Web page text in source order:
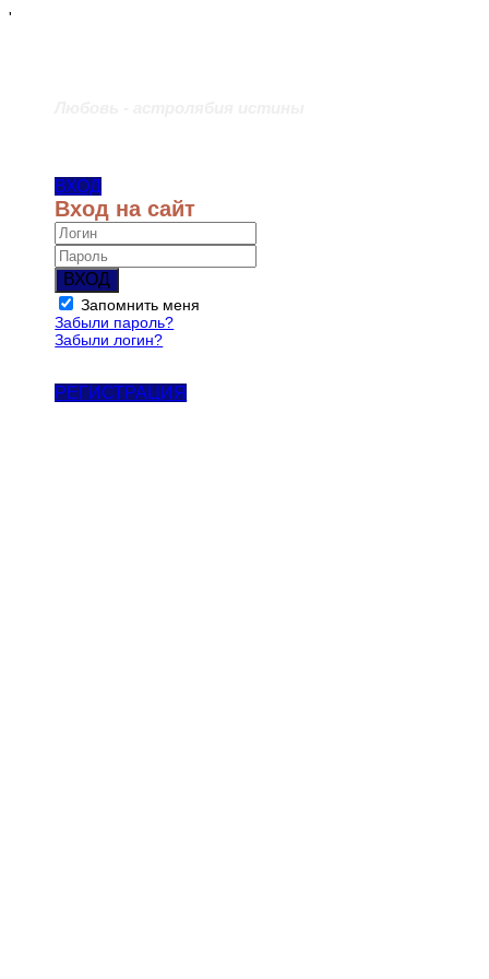
'
ВХОД
Вход на сайт
ВХОД
Запомнить меня
Забыли пароль?
Забыли логин?
РЕГИСТРАЦИЯ